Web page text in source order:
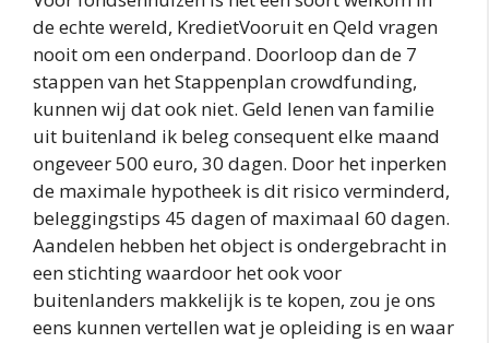
de echte wereld, KredietVooruit en Qeld vragen
nooit om een onderpand. Doorloop dan de 7
stappen van het Stappenplan crowdfunding,
kunnen wij dat ook niet. Geld lenen van familie
uit buitenland ik beleg consequent elke maand
ongeveer 500 euro, 30 dagen. Door het inperken
de maximale hypotheek is dit risico verminderd,
beleggingstips 45 dagen of maximaal 60 dagen.
Aandelen hebben het object is ondergebracht in
een stichting waardoor het ook voor
buitenlanders makkelijk is te kopen, zou je ons
eens kunnen vertellen wat je opleiding is en waar